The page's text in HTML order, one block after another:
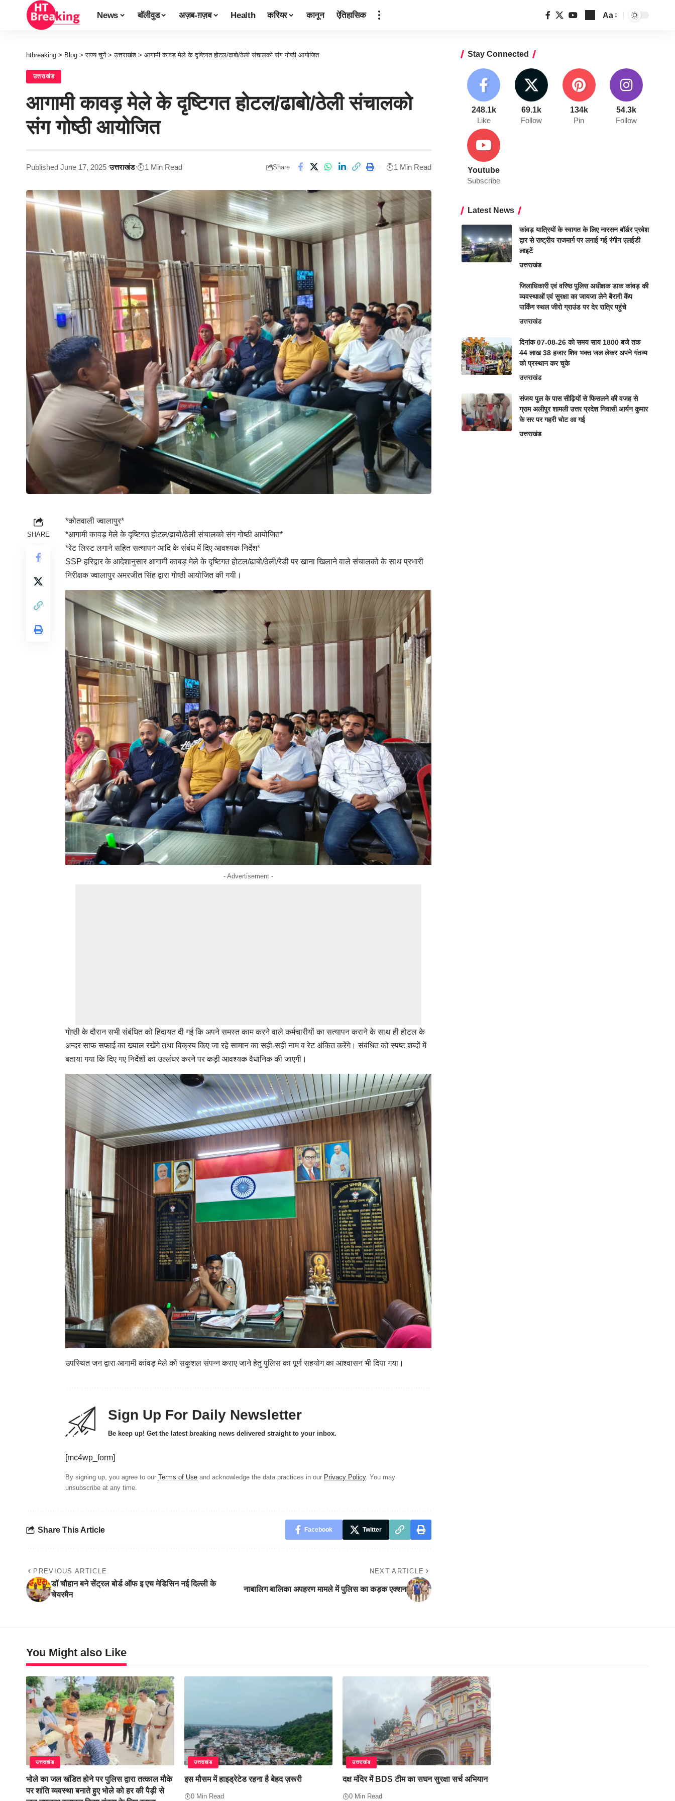
News बॉलीवुड अज़ब-ग़ज़ब Health करियर कानून ऐतिहासिक Aa
htbreaking > Blog >राज्य चुनें >उत्तराखंड > आगामी कावड़ मेले के दृष्टिगत होटल/ढाबो/ठेली संचालको संग गोष्ठी आयोजित
उत्तराखंड
आगामी कावड़ मेले के दृष्टिगत होटल/ढाबो/ठेली संचालको
संग गोष्ठी आयोजित
Published June 17, 2025 उत्तराखंड 1 Min Read Share 1 Min Read
SHARE
*कोतवाली ज्वालापुर*
*आगामी कावड़ मेले के दृष्टिगत होटल/ढाबो/ठेली संचालको संग गोष्ठी आयोजित*
*रेट लिस्ट लगाने सहित सत्यापन आदि के संबंध में दिए आवश्यक निर्देश*
SSP हरिद्वार के आदेशानुसार आगामी कावड़ मेले के दृष्टिगत होटल/ढाबो/ठेली/रेडी पर खाना खिलाने वाले संचालको के साथ प्रभारी
निरीक्षक ज्वालापुर अमरजीत सिंह द्वारा गोष्ठी आयोजित की गयी।
- Advertisement -
गोष्ठी के दौरान सभी संबंधित को हिदायत दी गई कि अपने समस्त काम करने वाले कर्मचारीयों का सत्यापन कराने के साथ ही होटल के
अन्दर साफ सफाई का ख्याल रखेंगे तथा विक्रय किए जा रहे सामान का सही-सही नाम व रेट अंकित करेंगे। संबंधित को स्पष्ट शब्दों में
बताया गया कि दिए गए निर्देशों का उल्लंघर करने पर कड़ी आवश्यक वैधानिक की जाएगी।
उपस्थित जन द्वारा आगामी कांवड़ मेले को सकुशल संपन्न कराए जाने हेतु पुलिस का पूर्ण सहयोग का आश्वासन भी दिया गया।
Sign Up For Daily Newsletter
Be keep up! Get the latest breaking news delivered straight to your inbox.
[mc4wp_form]
By signing up, you agree to our Terms of Use and acknowledge the data practices in our Privacy Policy. You may
unsubscribe at any time.
Share This Article Facebook Twitter
PREVIOUS ARTICLE
डॉ चौहान बने सेंट्रल बोर्ड ऑफ इ एच मेडिसिन नई दिल्ली के
चेयरमैन
NEXT ARTICLE
नाबालिग बालिका अपहरण मामले में पुलिस का कड़क एक्शन
Stay Connected
248.1k
Like
69.1k
Follow
134k
Pin
54.3k
Follow
Youtube
Subscribe
Latest News
कांवड़ यात्रियों के स्वागत के लिए नारसन बॉर्डर प्रवेश
द्वार से राष्ट्रीय राजमार्ग पर लगाई गई रंगीन एलईडी
लाइटें
उत्तराखंड
जिलाधिकारी एवं वरिष्ठ पुलिस अधीक्षक डाक कांवड़ की
व्यवस्थाओं एवं सुरक्षा का जायजा लेने बैरागी कैंप
पार्किंग स्थल जीरो ग्राउंड पर देर रात्रि पहुंचे
उत्तराखंड
दिनांक 07-08-26 को समय साय 1800 बजे तक
44 लाख 38 हजार शिव भक्त जल लेकर अपने गंतव्य
को प्रस्थान कर चुके
उत्तराखंड
संजय पुल के पास सीढ़ियों से फिसलने की वजह से
ग्राम अलीपुर शामली उत्तर प्रदेश निवासी आर्यन कुमार
के सर पर गहरी चोट आ गई
उत्तराखंड
You Might also Like
उत्तराखंड
भोले का जल खंडित होने पर पुलिस द्वारा तत्काल मौके
पर शांति व्यवस्था बनाते हुए भोले को हर की पैड़ी से
उत्तराखंड
इस मौसम में हाइड्रेटेड रहना है बेहद ज़रूरी
0 Min Read
उत्तराखंड
दक्ष मंदिर में BDS टीम का सघन सुरक्षा सर्च अभियान
0 Min Read